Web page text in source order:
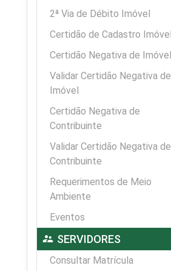
2ª Via de Débito Imóvel
Certidão de Cadastro Imóvel
Certidão Negativa de Imóvel
Validar Certidão Negativa de
Imóvel
Certidão Negativa de
Contribuinte
Validar Certidão Negativa de
Contribuinte
Requerimentos de Meio
Ambiente
Eventos
supervisor_account SERVIDORES
Consultar Matrícula